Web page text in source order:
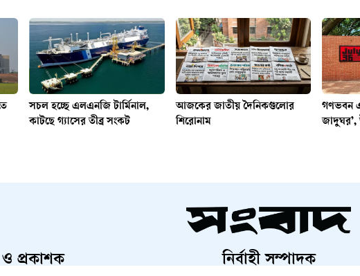
সচল হচ্ছে এলএনজি টার্মিনাল,
কাটছে গ্যাসের তীব্র সংকট
আজকের জাতীয় দৈনিকগুলোর
শিরোনাম
গণভবন
জাদুঘর’,
প্রকাশক
নির্বাহী সম্পাদক